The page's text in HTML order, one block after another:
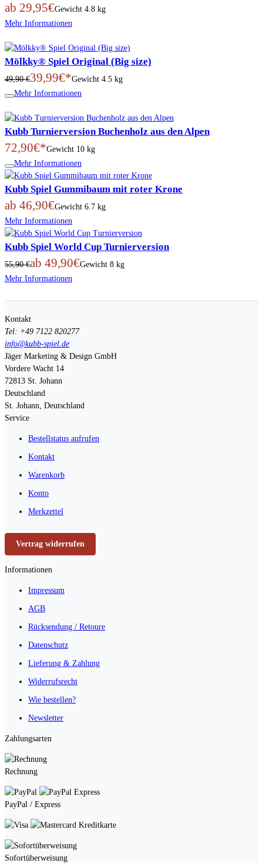
ab 29,95€Gewicht 4.8 kg
Mehr Informationen
Mölkky® Spiel Original (Big size)
49,90 €39,99€*Gewicht 4.5 kg
Mehr Informationen
Kubb Turnierversion Buchenholz aus den Alpen
72,90€*Gewicht 10 kg
Mehr Informationen
Kubb Spiel Gummibaum mit roter Krone
ab 46,90€Gewicht 6.7 kg
Mehr Informationen
Kubb Spiel World Cup Turnierversion
55,90 €ab 49,90€Gewicht 8 kg
Mehr Informationen
Kontakt
Tel: +49 7122 820277
info@kubb-spiel.de
Jäger Marketing & Design GmbH
Vordere Wacht 14
72813 St. Johann
Deutschland
St. Johann, Deutschland
Service
Bestellstatus aufrufen
Kontakt
Warenkorb
Konto
Merkzettel
Vertrag widerrufen
Informationen
Impressum
AGB
Rücksendung / Retoure
Datenschutz
Lieferung & Zahlung
Widerrufsrecht
Wie bestellen?
Newsletter
Zahlungsarten
Rechnung
PayPal / Express
Kreditkarte
Sofortüberweisung